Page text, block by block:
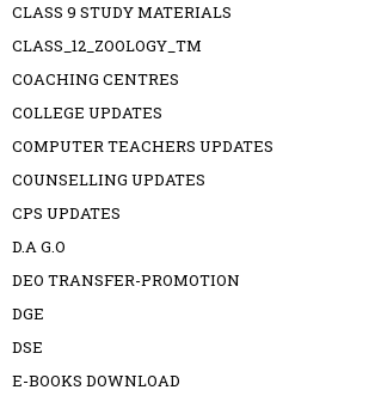
CLASS 9 STUDY MATERIALS
CLASS_12_ZOOLOGY_TM
COACHING CENTRES
COLLEGE UPDATES
COMPUTER TEACHERS UPDATES
COUNSELLING UPDATES
CPS UPDATES
D.A G.O
DEO TRANSFER-PROMOTION
DGE
DSE
E-BOOKS DOWNLOAD